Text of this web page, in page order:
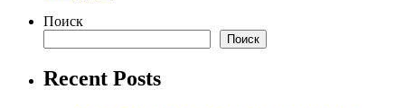
Поиск
Поиск
Recent Posts